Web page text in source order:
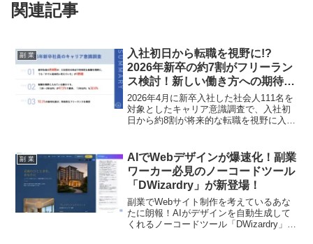
関連記事
副 業
入社初日から転職を視野に!?
2026年新卒の約7割がフリーラン
ス検討！新しい働き方への期待が
高まるキャリア観を徹底解説！
2026年4月に新卒入社した社会人111名を
対象としたキャリア意識調査で、入社初
日から約8割が将来的な転職を視野に入
神話が揺らぐ現代における、新卒社員の
新しいキャリア観に迫ります。
副 業
AIでWebデザインが爆速化！副業
ワーカー必見のノーコードツール
「DWizardry」が新登場！
副業でWebサイト制作を考えているあな
たに朗報！AIがデザインを自動生成して
くれるノーコードツール「DWizardry」が